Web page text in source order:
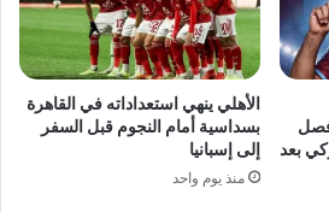
بعد
الأهلي ينهي استعداداته في القاهرة
بسداسية أمام النجوم قبل السفر
إلى إسبانيا
منذ يوم واحد